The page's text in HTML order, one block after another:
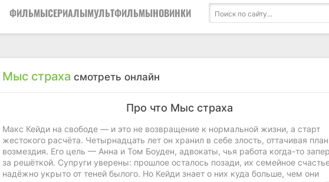
ФИЛЬМЫСЕРИАЛЫМУЛЬТФИЛЬМЫНОВИНКИ
Мыс страха смотреть онлайн
Про что Мыс страха
Макс Кейди на свободе — и это не возвращение к нормальной жизни, а старт
жестокого расчёта. Четырнадцать лет он хранил в себе злость, оттачивая план
возмездия. Его цель — Анна и Том Боуден, адвокаты, чья работа когда-то
за решёткой. Супруги уверены: прошлое осталось позади, их семейное
надёжно укрыто от теней былого. Но Кейди знает о них куда больше, чем они